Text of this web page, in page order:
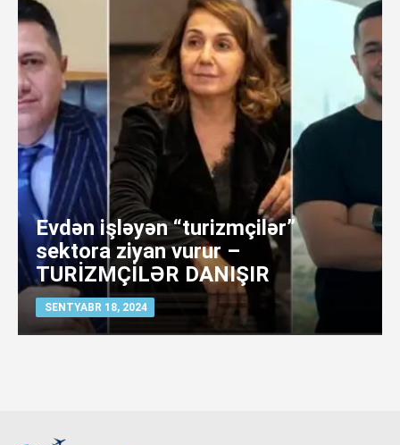
Evdən işləyən “turizmçilər”
sektora ziyan vurur –
TURİZMÇİLƏR DANIŞIR
SENTYABR 18, 2024